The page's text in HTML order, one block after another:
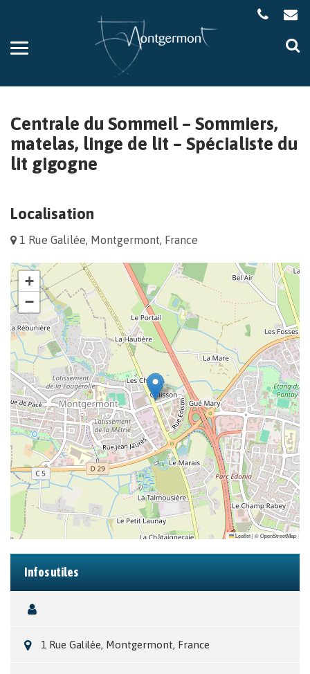
Aller
la
Centrale du Sommeil – Sommiers,
matelas, linge de lit – Spécialiste du
lit gigogne
Localisation
1 Rue Galilée, Montgermont, France
+
−
Leaflet|©OpenStreetMap
Infos utiles
1 Rue Galilée, Montgermont, France